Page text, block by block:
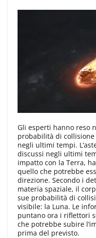
Gli esperti hanno reso
probabilità di
negli ultimi tempi.
discussi negli ultimi
impatto con la Terra,
quello che potrebbe
direzione. Secondo i
materia spaziale, il
sue probabilità di
visibile: la Luna. Le
puntano ora i riflettori
che potrebbe subire
prima del previsto.